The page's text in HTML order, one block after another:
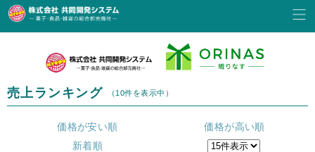
売上ランキング （10件を表示中）
価格が安い順
価格が高い順
新着順